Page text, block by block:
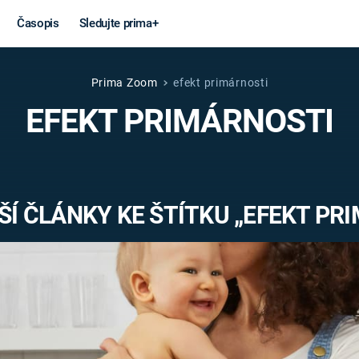
Časopis Sledujte prima+
Věda a
technika
MARS
Války
VÁLEČNÉ
Záhady a
Prima Zoom efekt primárnosti
EFEKT PRIMÁRNOSTI
ČLÁNKY KE ŠTÍTKU „EFEKT